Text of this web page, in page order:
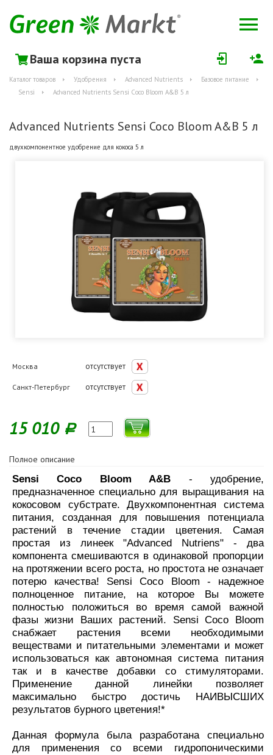
Ваша корзина пуста
Каталог товаров Удобрения Advanced Nutrients
Базовое питание
Sensi
Advanced Nutrients Sensi Coco Bloom A&B 5 л
Advanced Nutrients Sensi Coco Bloom A&B 5 л
двухкомпонентное удобрение для кокоса 5 л
Москва отсутствует
Санкт-Петербург отсутствует
15 010 Р
Полное описание
Sensi Coco Bloom A&B - удобрение,
предназначенное специально для выращивания на
кокосовом субстрате. Двухкомпонентная система
питания, созданная для повышения потенциала
растений в течение стадии цветения. Самая
простая из линеек "Advanced Nutriens" - два
компонента смешиваются в одинаковой пропорции
на протяжении всего роста, но простота не означает
потерю качества! Sensi Coco Bloom - надежное
полноценное питание, на которое Вы можете
полностью положиться во время самой важной
фазы жизни Ваших растений. Sensi Coco Bloom
снабжает растения всеми необходимыми
веществами и питательными элементами и может
использоваться как автономная система питания
так и в качестве добавки со стимуляторами.
Применение данной линейки позволяет
максимально быстро достичь НАИВЫСШИХ
результатов бурного цветения!*
Данная формула была разработана специально
для применения со всеми гидропоническими